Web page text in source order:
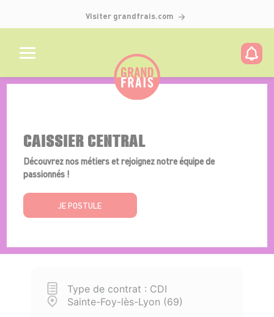
Visiter grandfrais.com
CAISSIER CENTRAL
Découvrez nos métiers et rejoignez notre équipe de
passionnés !
JE POSTULE
Type de contrat : CDI
Sainte-Foy-lès-Lyon (69)